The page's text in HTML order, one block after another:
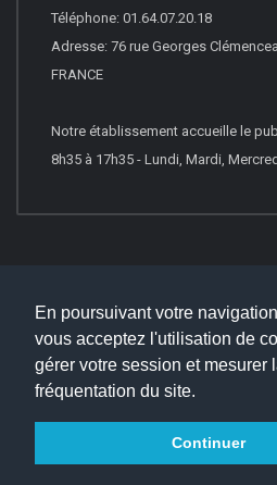
En poursuivant votre
vous acceptez l'utilisation de
gérer votre session et mesurer
fréquentation du site.
Continuer
Téléphone: 01.64.07.20.18
Adresse: 76 rue Georges
FRANCE
Notre établissement accueille le
8h35 à 17h35 - Lundi, Mardi,
© 2022Websco
Liste Complète